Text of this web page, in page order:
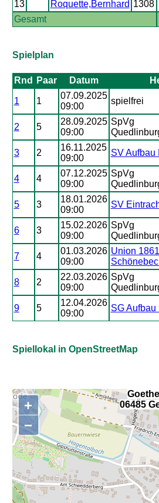
13 Roquette,Bernhard 1308
Gesamt
Spielplan
Rnd Paar Datum
1 1
07.09.2025
09:00
spielfrei
2 5
28.09.2025
09:00
SpVg
3 2
16.11.2025
09:00
SV Aufbau
4 4
07.12.2025
09:00
SpVg
5 3
18.01.2026
09:00
SV
6 3
15.02.2026
09:00
SpVg
7 4
01.03.2026
09:00
Union 1861
8 2
22.03.2026
09:00
SpVg
9 5
12.04.2026
09:00
SG
Spiellokal in OpenStreetMap
+
−
06485